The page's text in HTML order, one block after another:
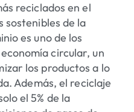
reciclados en el
sostenibles de la
es uno de los
circular, un
los productos a lo
Además, el reciclaje
el 5% de la